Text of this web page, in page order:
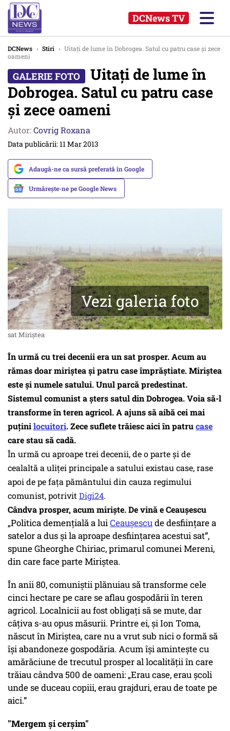
DCNews TV
DCNews › Stiri › Uitați de lume în Dobrogea. Satul cu patru case și zece
oameni
Uitați de lume în
Dobrogea. Satul cu patru case
și zece oameni
Autor:Covrig Roxana
Data publicării: 11 Mar 2013
Adaugă-ne ca sursă preferată în Google
Urmărește-ne pe Google News
Vezi galeria foto
sat Miriștea
În urmă cu trei decenii era un sat prosper. Acum au
rămas doar miriștea și patru case împrăștiate. Miriștea
este și numele satului. Unul parcă predestinat.
Sistemul comunist a șters satul din Dobrogea. Voia să-l
transforme în teren agricol. A ajuns să aibă cei mai
puținilocuitori. Zece suflete trăiesc aici în patrucase
care stau să cadă.
În urmă cu aproape trei decenii, de o parte şi de
cealaltă a uliţei principale a satului existau case, rase
apoi de pe faţa pământului din cauza regimului
comunist, potrivit Digi24.
Cândva prosper, acum miriște. De vină e Ceaușescu
„Politica demenţială a luiCeauşescude desfiinţare a
satelor a dus şi la aproape desfiinţarea acestui sat”,
spune Gheorghe Chiriac, primarul comunei Mereni,
din care face parte Miriştea.
În anii 80, comuniştii plănuiau să transforme cele
cinci hectare pe care se aflau gospodării în teren
agricol. Localnicii au fost obligaţi să se mute, dar
câţiva s-au opus măsurii. Printre ei, şi Ion Toma,
născut în Miriştea, care nu a vrut sub nici o formă să
îşi abandoneze gospodăria. Acum îşi aminteşte cu
amărăciune de trecutul prosper al localităţii în care
trăiau cândva 500 de oameni: „Erau case, erau şcoli
unde se duceau copiii, erau grajduri, erau de toate pe
aici.”
"Mergem și cerșim"